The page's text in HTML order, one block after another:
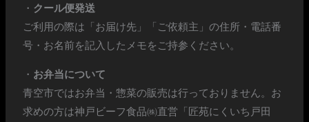
・ クール便発送
ご利用の際は「お届け先」「ご依頼主」の住所・電話番
号・お名前を記入したメモをご持参ください。
・ お弁当について
青空市ではお弁当・惣菜の販売は行っておりません。お
求めの方は神戸ビーフ食品㈱直営「匠苑にくいち戸田